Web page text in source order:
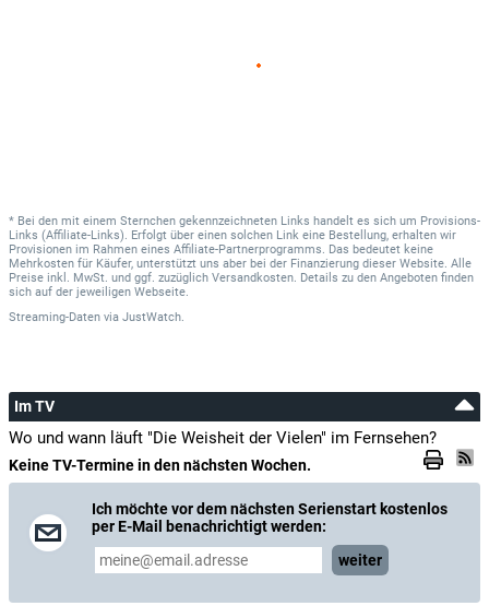
* Bei den mit einem Sternchen gekennzeichneten Links handelt es sich um Provisions-
Links (Affiliate-Links). Erfolgt über einen solchen Link eine Bestellung, erhalten wir
Provisionen im Rahmen eines Affiliate-Partnerprogramms. Das bedeutet keine
Mehrkosten für Käufer, unterstützt uns aber bei der Finanzierung dieser Website. Alle
Preise inkl. MwSt. und ggf. zuzüglich Versandkosten. Details zu den Angeboten finden
sich auf der jeweiligen Webseite.
Streaming-Daten via JustWatch.
Im TV
Wo und wann läuft "Die Weisheit der Vielen" im Fernsehen?
Keine TV-Termine in den nächsten Wochen.
Ich möchte vor dem nächsten Serienstart kostenlos
per E-Mail benachrichtigt werden:
weiter